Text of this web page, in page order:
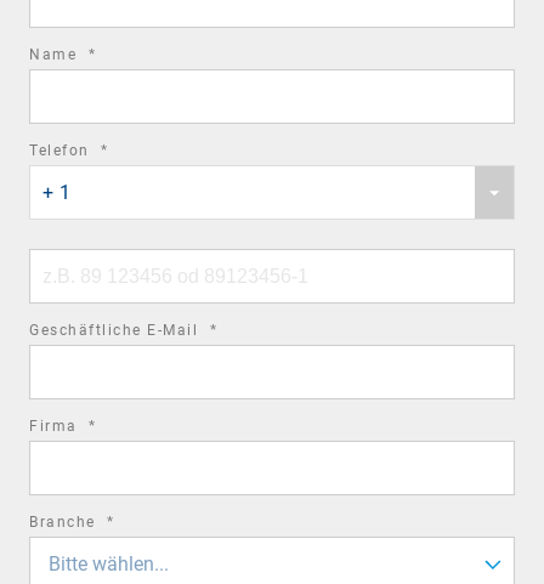
Name *
Telefon *
country
code
+ 1
number
Geschäftliche E-Mail *
Firma *
Branche *
Bitte wählen...